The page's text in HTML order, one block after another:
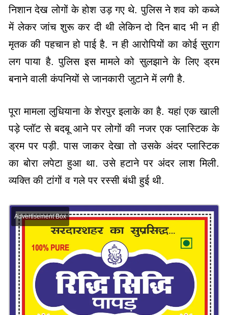
निशान देख लोगों के होश उड़ गए थे. पुलिस ने शव को कब्जे
में लेकर जांच शुरू कर दी थी लेकिन दो दिन बाद भी न ही
मृतक की पहचान हो पाई है. न ही आरोपियों का कोई सुराग
लग पाया है. पुलिस इस मामले को सुलझाने के लिए ड्रम
बनाने वाली कंपनियों से जानकारी जुटाने में लगी है.
पूरा मामला लुधियाना के शेरपुर इलाके का है. यहां एक खाली
पड़े प्लॉट से बदबू आने पर लोगों की नजर एक प्लास्टिक के
ड्रम पर पड़ी. पास जाकर देखा तो उसके अंदर प्लास्टिक
का बोरा लपेटा हुआ था. उसे हटाने पर अंदर लाश मिली.
व्यक्ति की टांगों व गले पर रस्सी बंधी हुई थी.
Advertisement Box